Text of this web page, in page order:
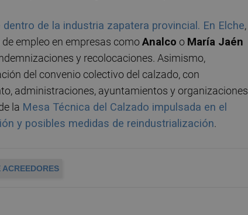
de la industria zapatera provincial. En Elche,
empleo en empresas comoAnalco o María Jaén
y recolocaciones. Asimismo,
del convenio colectivo del calzado, con
administraciones, ayuntamientos y organizaciones
la Mesa Técnica del Calzado impulsada en el
y posibles medidas de reindustrialización.